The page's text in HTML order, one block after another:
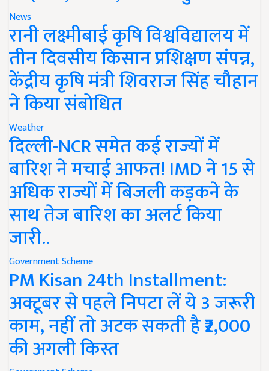
News
रानी लक्ष्मीबाई कृषि विश्वविद्यालय में
तीन दिवसीय किसान प्रशिक्षण संपन्न,
केंद्रीय कृषि मंत्री शिवराज सिंह चौहान
ने किया संबोधित
Weather
दिल्ली-NCR समेत कई राज्यों में
बारिश ने मचाई आफत! IMD ने 15 से
अधिक राज्यों में बिजली कड़कने के
साथ तेज बारिश का अलर्ट किया
जारी..
Government Scheme
PM Kisan 24th Installment:
अक्टूबर से पहले निपटा लें ये 3 जरूरी
काम, नहीं तो अटक सकती है ₹2,000
की अगली किस्त